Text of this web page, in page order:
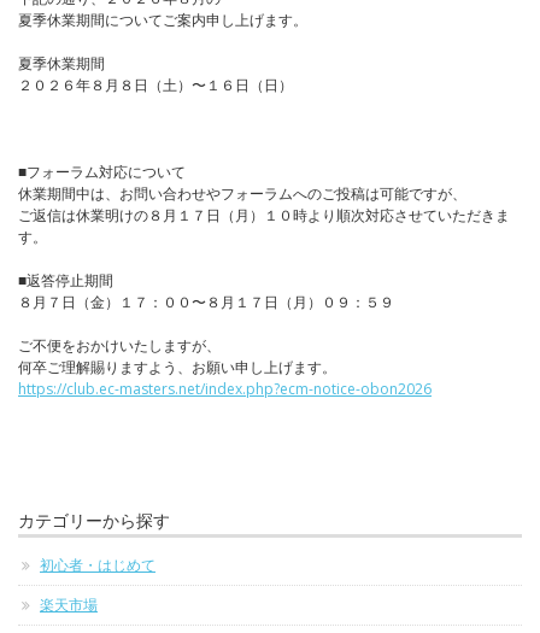
夏季休業期間についてご案内申し上げます。
夏季休業期間
２０２６年８月８日（土）〜１６日（日）
■フォーラム対応について
休業期間中は、お問い合わせやフォーラムへのご投稿は可能ですが、
ご返信は休業明けの８月１７日（月）１０時より順次対応させていただきま
す。
■返答停止期間
８月７日（金）１７：００〜８月１７日（月）０９：５９
ご不便をおかけいたしますが、
何卒ご理解賜りますよう、お願い申し上げます。
https://club.ec-masters.net/index.php?ecm-notice-obon2026
カテゴリーから探す
初心者・はじめて
楽天市場